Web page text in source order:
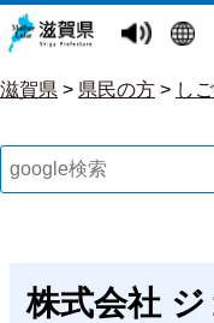
滋賀県 > 県民の方 > し
株式会社